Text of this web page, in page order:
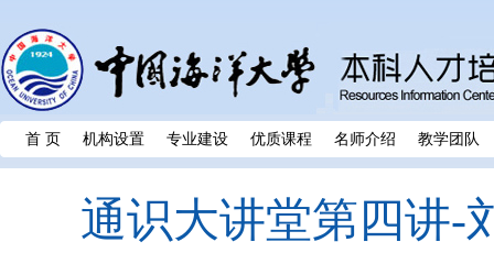
首 页 机构设置 专业建设 优质课程 名师介绍 教学团队
通识大讲堂第四讲-